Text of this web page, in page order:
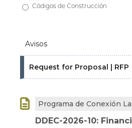
Códigos de Construcción
Avisos
Request for Proposal | RFP
 Programa de Conexión
DDEC-2026-10: